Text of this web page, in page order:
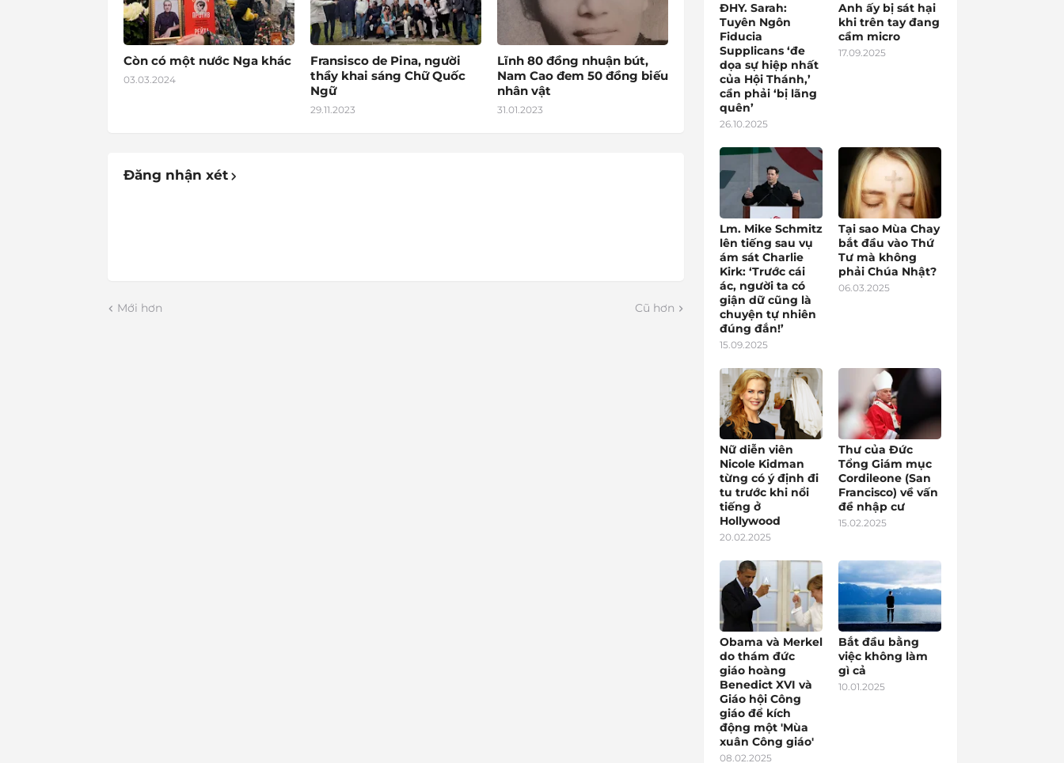
Còn có một nước Nga khác
03.03.2024
Fransisco de Pina, người
thầy khai sáng Chữ Quốc
Ngữ
29.11.2023
Lĩnh 80 đồng nhuận bút,
Nam Cao đem 50 đồng biếu
nhân vật
31.01.2023
Đăng nhận xét
Mới hơn Cũ hơn
ĐHY. Sarah:
Tuyên Ngôn
Fiducia
Supplicans ‘đe
dọa sự hiệp nhất
của Hội Thánh,’
cần phải ‘bị lãng
quên’
26.10.2025
Anh ấy bị sát hại
khi trên tay đang
cầm micro
17.09.2025
Lm. Mike Schmitz
lên tiếng sau vụ
ám sát Charlie
Kirk: ‘Trước cái
ác, người ta có
giận dữ cũng là
chuyện tự nhiên
đúng đắn!’
15.09.2025
Tại sao Mùa Chay
bắt đầu vào Thứ
Tư mà không
phải Chúa Nhật?
06.03.2025
Nữ diễn viên
Nicole Kidman
từng có ý định đi
tu trước khi nổi
tiếng ở
Hollywood
20.02.2025
Thư của Đức
Tổng Giám mục
Cordileone (San
Francisco) về vấn
đề nhập cư
15.02.2025
Obama và Merkel
do thám đức
giáo hoàng
Benedict XVI và
Giáo hội Công
giáo để kích
động một 'Mùa
xuân Công giáo'
08.02.2025
Bắt đầu bằng
việc không làm
gì cả
10.01.2025